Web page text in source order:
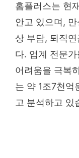
홈플러스는 현
안고 있으며,
상 부담, 퇴직
다. 업계 전문
어려움을 극복
는 약 1조7천억
고 분석하고 있